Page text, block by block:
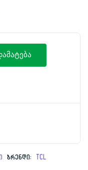
₾.
₾.
ბრენდი: TCL